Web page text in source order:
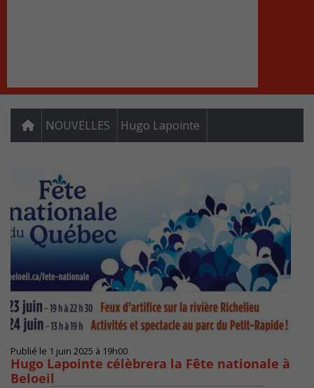
NOUVELLES Hugo Lapointe
Publié le 1 juin 2025 à 19h00
Hugo Lapointe célèbrera la Fête nationale à
Beloeil